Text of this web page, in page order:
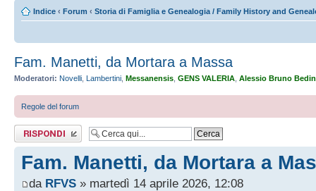
Indice ‹ Forum ‹ Storia di Famiglia e Genealogia / Family History and
Fam. Manetti, da Mortara a Massa
Moderatori: Novelli Lambertini Messanensis GENS VALERIA Alessio Bruno
Regole del forum
Rispondi al
messaggio
Fam. Manetti, da Mortara a
da RFVS » martedì 14 aprile 2026, 12:08